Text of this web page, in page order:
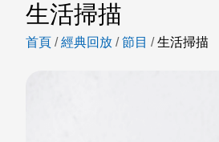
生活掃描
首頁 /經典回放 /節目 /生活掃描